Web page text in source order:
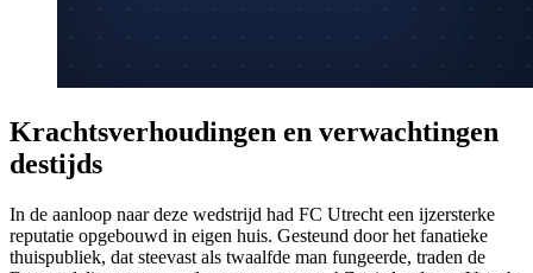
Krachtsverhoudingen en verwachtingen
destijds
In de aanloop naar deze wedstrijd had FC Utrecht een ijzersterke
reputatie opgebouwd in eigen huis. Gesteund door het fanatieke
thuispubliek, dat steevast als twaalfde man fungeerde, traden de